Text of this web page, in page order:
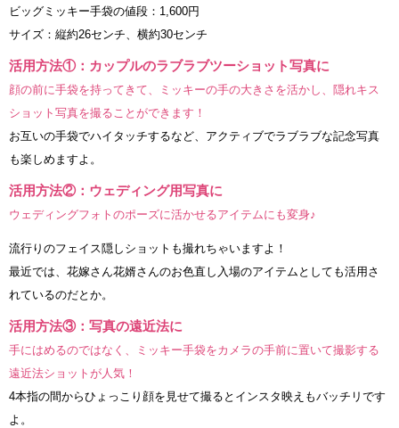
ビッグミッキー手袋の値段：1,600円
サイズ：縦約26センチ、横約30センチ
活用方法①：カップルのラブラブツーショット写真に
顔の前に手袋を持ってきて、ミッキーの手の大きさを活かし、隠れキス
ショット写真を撮ることができます！
お互いの手袋でハイタッチするなど、アクティブでラブラブな記念写真
も楽しめますよ。
活用方法②：ウェディング用写真に
ウェディングフォトのポーズに活かせるアイテムにも変身♪
流行りのフェイス隠しショットも撮れちゃいますよ！
最近では、花嫁さん花婿さんのお色直し入場のアイテムとしても活用さ
れているのだとか。
活用方法③：写真の遠近法に
手にはめるのではなく、ミッキー手袋をカメラの手前に置いて撮影する
遠近法ショットが人気！
4本指の間からひょっこり顔を見せて撮るとインスタ映えもバッチリです
よ。